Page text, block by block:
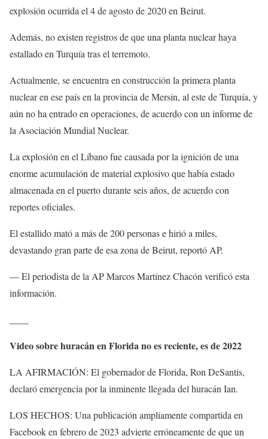
explosión ocurrida el 4 de agosto de 2020 en Beirut.
Además, no existen registros de que una planta nuclear haya
estallado en Turquía tras el terremoto.
Actualmente, se encuentra en construcción la primera planta
nuclear en ese país en la provincia de Mersin, al este de Turquía, y
aún no ha entrado en operaciones, de acuerdo con un informe de
la Asociación Mundial Nuclear.
La explosión en el Líbano fue causada por la ignición de una
enorme acumulación de material explosivo que había estado
almacenada en el puerto durante seis años, de acuerdo con
reportes oficiales.
El estallido mató a más de 200 personas e hirió a miles,
devastando gran parte de esa zona de Beirut, reportó AP.
— El periodista de la AP Marcos Martínez Chacón verificó esta
información.
Video sobre huracán en Florida no es reciente, es de 2022
LA AFIRMACIÓN: El gobernador de Florida, Ron DeSantis,
declaró emergencia por la inminente llegada del huracán Ian.
LOS HECHOS: Una publicación ampliamente compartida en
Facebook en febrero de 2023 advierte erróneamente de que un